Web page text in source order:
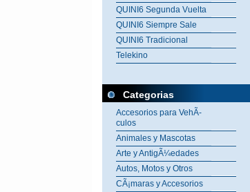
QUINI6 Segunda Vuelta
QUINI6 Siempre Sale
QUINI6 Tradicional
Telekino
Categorias
Accesorios para VehÃ­
culos
Animales y Mascotas
Arte y AntigÃ¼edades
Autos, Motos y Otros
CÃ¡maras y Accesorios